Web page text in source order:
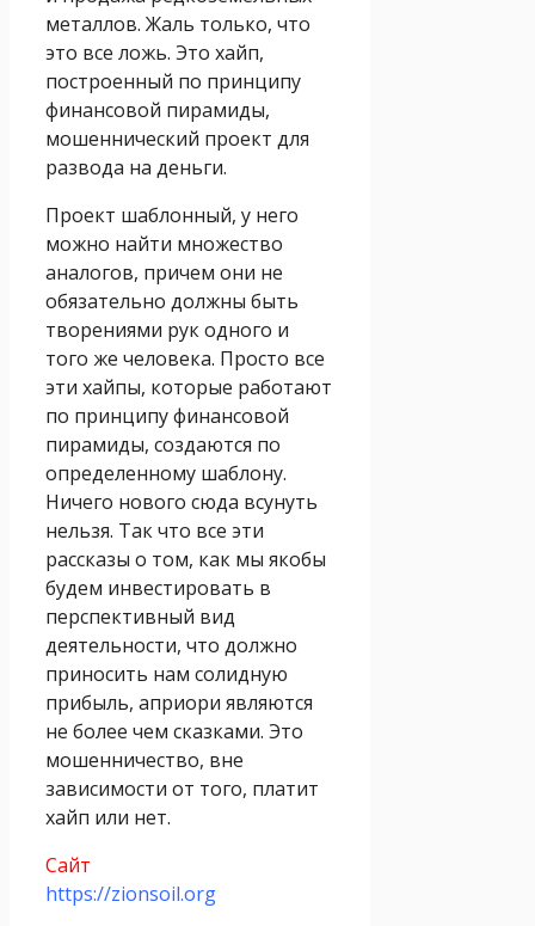
металлов. Жаль только, что
это все ложь. Это хайп,
построенный по принципу
финансовой пирамиды,
мошеннический проект для
развода на деньги.
Проект шаблонный, у него
можно найти множество
аналогов, причем они не
обязательно должны быть
творениями рук одного и
того же человека. Просто все
эти хайпы, которые работают
по принципу финансовой
пирамиды, создаются по
определенному шаблону.
Ничего нового сюда всунуть
нельзя. Так что все эти
рассказы о том, как мы якобы
будем инвестировать в
перспективный вид
деятельности, что должно
приносить нам солидную
прибыль, априори являются
не более чем сказками. Это
мошенничество, вне
зависимости от того, платит
хайп или нет.
Сайт
https://zionsoil.org